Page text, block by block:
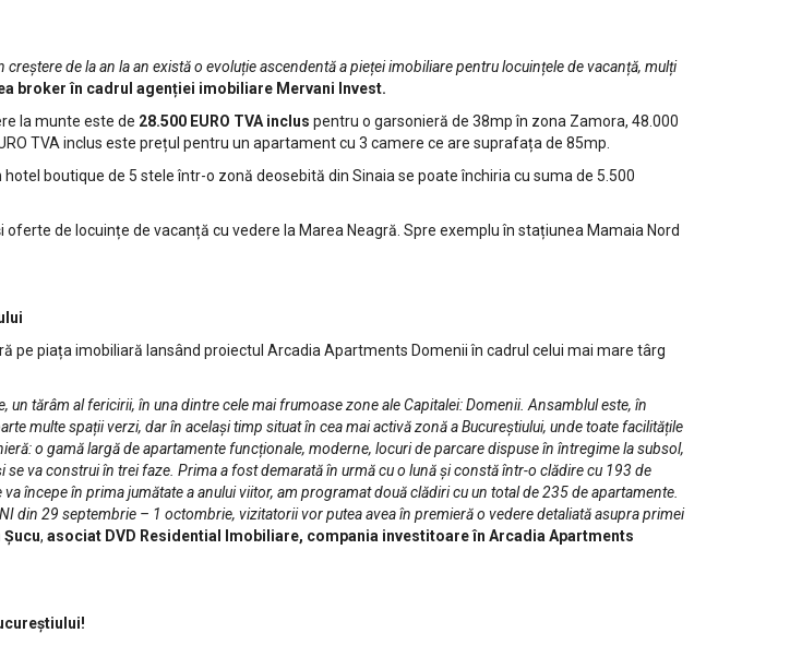
de la an la an există o evoluție ascendentă a pieței imobiliare pentru locuințele de vacanță, mulți
broker în cadrul agenției imobiliare Mervani Invest.
la munte este de 28.500 EURO TVA inclus pentru o garsonieră de 38mp în zona Zamora, 48.000
TVA inclus este prețul pentru un apartament cu 3 camere ce are suprafața de 85mp.
boutique de 5 stele într-o zonă deosebită din Sinaia se poate închiria cu suma de 5.500
de locuințe de vacanță cu vedere la Marea Neagră. Spre exemplu în stațiunea Mamaia Nord
imobiliară lansând proiectul Arcadia Apartments Domenii în cadrul celui mai mare târg
tărâm al fericirii, în una dintre cele mai frumoase zone ale Capitalei: Domenii. Ansamblul este, în
multe spații verzi, dar în același timp situat în cea mai activă zonă a Bucureștiului, unde toate facilitățile
o gamă largă de apartamente funcționale, moderne, locuri de parcare dispuse în întregime la subsol,
va construi în trei faze. Prima a fost demarată în urmă cu o lună și constă într-o clădire cu 193 de
începe în prima jumătate a anului viitor, am programat două clădiri cu un total de 235 de apartamente.
din 29 septembrie – 1 octombrie, vizitatorii vor putea avea în premieră o vedere detaliată asupra primei
Șucu, asociat DVD Residential Imobiliare, compania investitoare în Arcadia Apartments